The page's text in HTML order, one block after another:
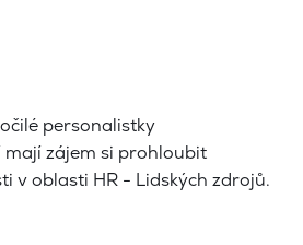
personalistky
zájem si prohloubit
v oblasti HR - Lidských zdrojů.